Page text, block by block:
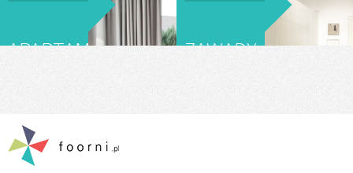
WARSZAWĄ
APARTAMENT
ZAWADY
RUTKOWSKI